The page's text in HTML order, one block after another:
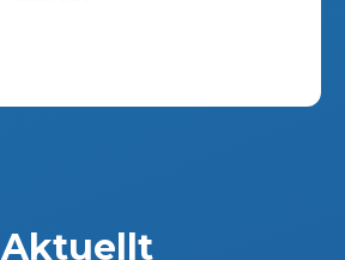
Aktuellt